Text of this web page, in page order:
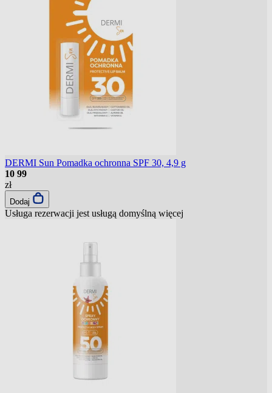
DERMI Sun Pomadka ochronna SPF 30, 4,9 g
10 99
zł
Dodaj
Usługa rezerwacji jest usługą domyślną więcej